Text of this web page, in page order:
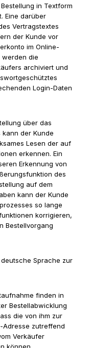
in Textform
Eine darüber
Vertragstextes
der Kunde vor
im Online-
werden die
archiviert und
Login-Daten
über das
der Kunde
Lesen der auf
erkennen. Ein
Erkennung von
des
auf dem
kann der Kunde
so lange
korrigieren,
Bestellvorgang
Sprache zur
finden in
Bestellabwicklung
die von ihm zur
Adresse zutreffend
Verkäufer